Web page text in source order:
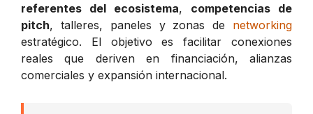
referentes del ecosistema, competencias de
pitch, talleres, paneles y zonas de networking
estratégico. El objetivo es facilitar conexiones
reales que deriven en financiación, alianzas
comerciales y expansión internacional.